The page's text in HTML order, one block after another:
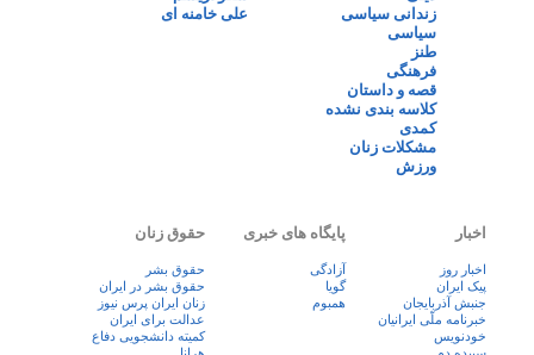
زندانی سیاسی
سیاسی
طنز
فرهنگی
قصه و داستان
کلاسه بندی نشده
کمدی
مشکلات زنان
ورزش
علی خامنه ای
اخبار
اخبار روز
پيک ايران
جنبش آذربایجان
خبرنامه ملّی ایرانیان
خودنویس
پایگاه های خبری
آزادگی
گویا
همبوم
حقوق زنان
حقوق بشر
حقوق بشر در ایران
زنان ايران پرس نيوز
عدالت برای ایران
کمیته دانشجویی دفاع